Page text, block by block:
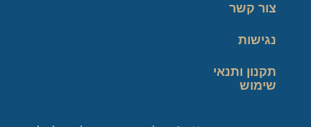
צור קשר
נגישות
תקנון ותנאי
שימוש